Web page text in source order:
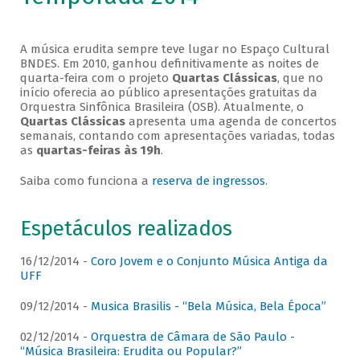
A música erudita sempre teve lugar no Espaço Cultural
BNDES. Em 2010, ganhou definitivamente as noites de
quarta-feira com o projeto Quartas Clássicas, que no
início oferecia ao público apresentações gratuitas da
Orquestra Sinfônica Brasileira (OSB). Atualmente, o
Quartas Clássicasapresenta uma agenda de concertos
semanais, contando com apresentações variadas, todas
as quartas-feiras às 19h.
Saiba como funciona a reserva de ingressos.
Espetáculos realizados
16/12/2014 - Coro Jovem e o Conjunto Música Antiga da
UFF
09/12/2014 - Musica Brasilis - “Bela Música, Bela Época”
02/12/2014 - Orquestra de Câmara de São Paulo -
“Música Brasileira: Erudita ou Popular?”